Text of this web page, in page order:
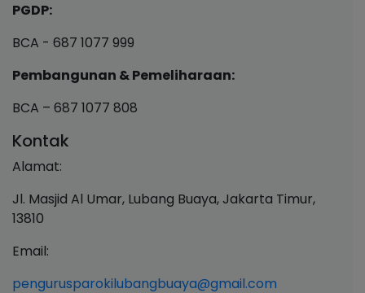
PGDP:
BCA - 687 1077 999
Pembangunan & Pemeliharaan:
BCA – 687 1077 808
Kontak
Alamat:
Jl. Masjid Al Umar, Lubang Buaya, Jakarta Timur,
13810
Email:
pengurusparokilubangbuaya@gmail.com